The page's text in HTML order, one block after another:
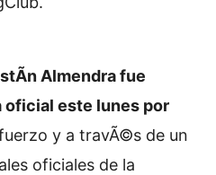
Almendra fue
oficial este lunes por
y a travÃ©s de un
oficiales de la